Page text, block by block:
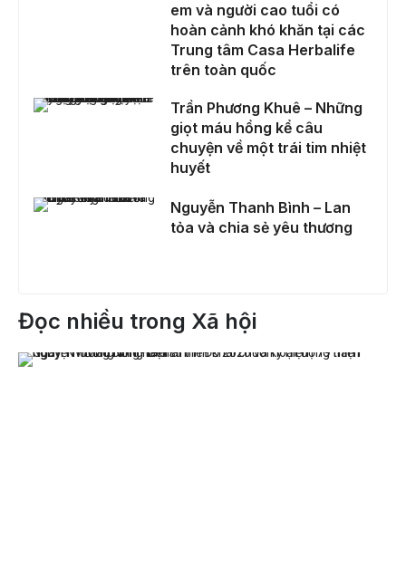
em và người cao tuổi có
hoàn cảnh khó khăn tại các
Trung tâm Casa Herbalife
trên toàn quốc
Trần Phương Khuê – Những giọt máu hồng kể câu chuyện về một trái tim nhiệt huyết
Trần Phương Khuê – Những
giọt máu hồng kể câu
chuyện về một trái tim nhiệt
huyết
Nguyễn Thanh Bình – Lan tỏa và chia sẻ yêu thương
Nguyễn Thanh Bình – Lan
tỏa và chia sẻ yêu thương
Đọc nhiều trong Xã hội